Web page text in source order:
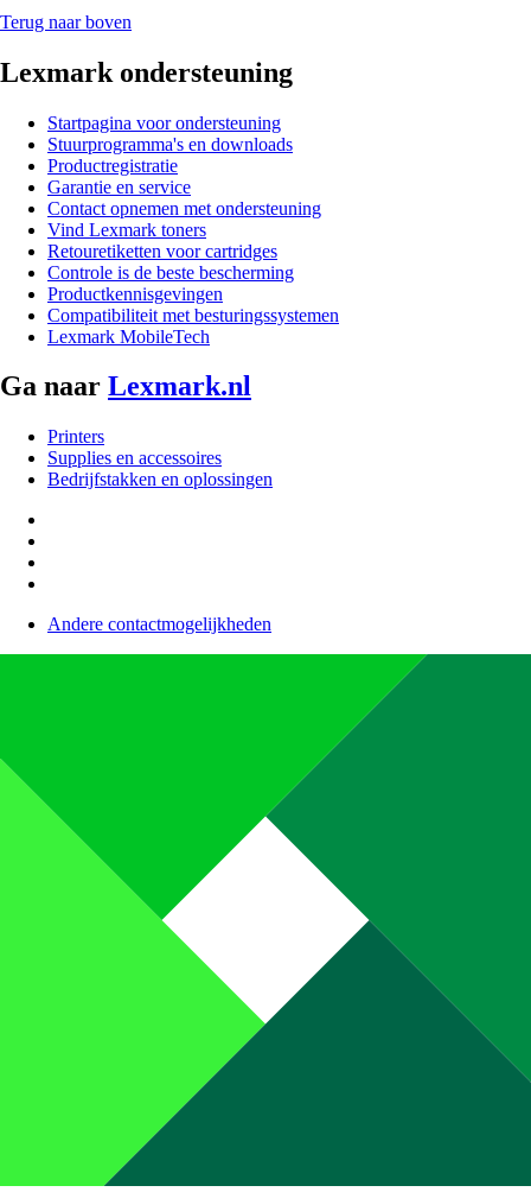
Terug naar boven
Lexmark ondersteuning
Startpagina voor ondersteuning
Stuurprogramma's en downloads
Productregistratie
Garantie en service
Contact opnemen met ondersteuning
Vind Lexmark toners
Retouretiketten voor cartridges
Controle is de beste bescherming
Productkennisgevingen
Compatibiliteit met besturingssystemen
Lexmark MobileTech
Ga naar Lexmark.nl
Printers
Supplies en accessoires
Bedrijfstakken en oplossingen
Andere contactmogelijkheden